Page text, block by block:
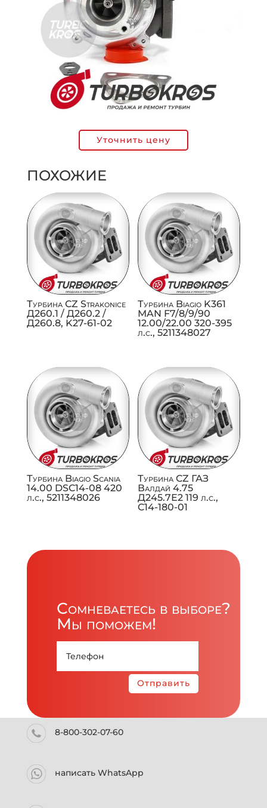
Уточнить цену
ПОХОЖИЕ
Турбина CZ Strakonice
Д260.1 / Д260.2 /
Д260.8, K27-61-02
Турбина Biagio K361
MAN F7/8/9/90
12.00/22.00 320-395
л.с., 5211348027
Турбина Biagio Scania
14.00 DSC14-08 420
л.с., 5211348026
Турбина CZ ГАЗ
Валдай 4.75
Д245.7Е2 119 л.с.,
C14-180-01
Сомневаетесь в выборе?
Мы поможем!
Отправить
8-800-302-07-60
написать WhatsApp